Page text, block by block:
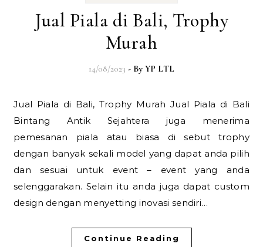
Jual Piala di Bali, Trophy
Murah
14/08/2023 - By YP LTL
Jual Piala di Bali, Trophy Murah Jual Piala di Bali
Bintang Antik Sejahtera juga menerima
pemesanan piala atau biasa di sebut trophy
dengan banyak sekali model yang dapat anda pilih
dan sesuai untuk event – event yang anda
selenggarakan. Selain itu anda juga dapat custom
design dengan menyetting inovasi sendiri…
Continue Reading